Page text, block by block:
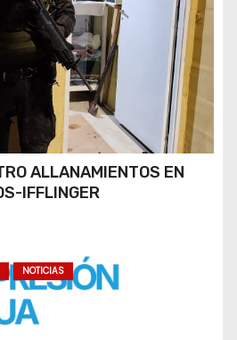
ALLANAMIENTOS EN
IFFLINGER
NOTICIAS